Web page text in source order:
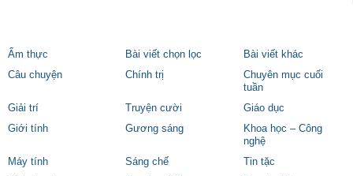
Ẩm thực Bài viết chọn lọc
Bài viết khác
Câu chuyện
Chính trị
Chuyên mục cuối
tuần
Giải trí
Truyện cười
Giáo dục
Giới tính
Gương sáng
Khoa học – Công
nghệ
Máy tính
Sáng chế
Tin tặc